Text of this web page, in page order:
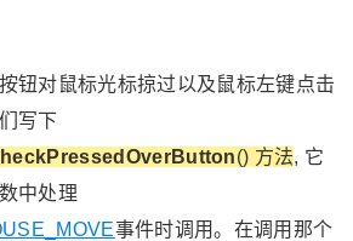
钮对鼠标光标掠过以及鼠标左键点击
写下
() 方法, 它
中处理
事件时调用。在调用那个